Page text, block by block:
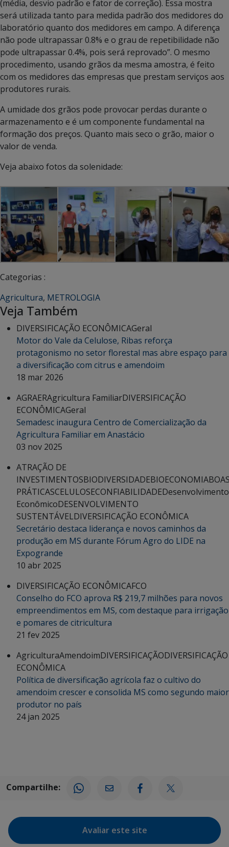
(média, desvio padrão e fator de correção). Essa mostra
será utilizada tanto para medida padrão dos medidores do
laboratório quanto dos medidores em campo. A diferença
não pode ultrapassar 0.8% e o grau de repetibilidade não
pode ultrapassar 0.4%, pois será reprovado”. O mesmo
procedimento, usando grãos da mesma amostra, é feito
com os medidores das empresas que prestam serviços aos
produtores rurais.
A umidade dos grãos pode provocar perdas durante o
armazenamento e é um componente fundamental na
formação dos preços. Quanto mais seco o grão, maior o
valor de venda.
Veja abaixo fotos da solenidade:
Categorias :
Agricultura, METROLOGIA
Veja Também
DIVERSIFICAÇÃO ECONÔMICAGeral
Motor do Vale da Celulose, Ribas reforça
protagonismo no setor florestal mas abre espaço para
a diversificação com citrus e amendoim
18 mar 2026
AGRAERAgricultura FamiliarDIVERSIFICAÇÃO
ECONÔMICAGeral
Semadesc inaugura Centro de Comercialização da
Agricultura Familiar em Anastácio
03 nov 2025
ATRAÇÃO DE
INVESTIMENTOSBIODIVERSIDADEBIOECONOMIA
PRÁTICASCELULOSECONFIABILIDADEDesenvolvimento
EconômicoDESENVOLVIMENTO
SUSTENTÁVELDIVERSIFICAÇÃO ECONÔMICA
Secretário destaca liderança e novos caminhos da
produção em MS durante Fórum Agro do LIDE na
Expogrande
10 abr 2025
DIVERSIFICAÇÃO ECONÔMICAFCO
Conselho do FCO aprova R$ 219,7 milhões para novos
empreendimentos em MS, com destaque para irrigação
e pomares de citricultura
21 fev 2025
AgriculturaAmendoimDIVERSIFICAÇÃODIVERSIFICAÇÃO
ECONÔMICA
Política de diversificação agrícola faz o cultivo do
amendoim crescer e consolida MS como segundo maior
produtor no país
24 jan 2025
Compartilhe:
Avaliar este site